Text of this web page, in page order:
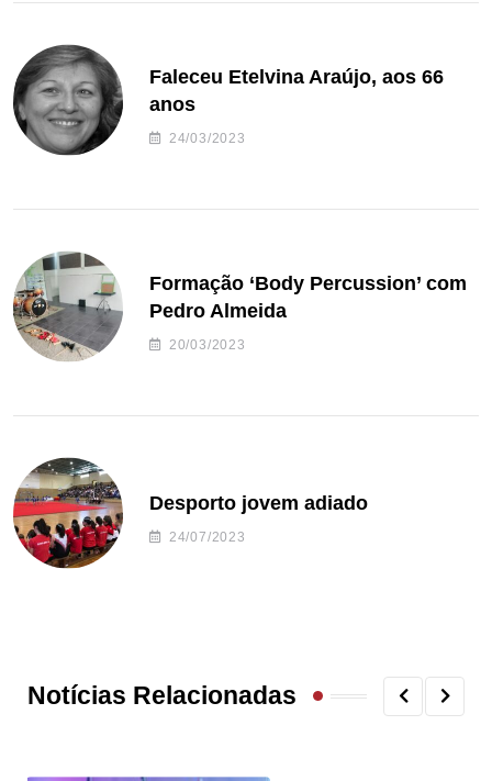
Faleceu Etelvina Araújo, aos 66
anos
24/03/2023
Formação ‘Body Percussion’ com
Pedro Almeida
20/03/2023
Desporto jovem adiado
24/07/2023
Notícias Relacionadas